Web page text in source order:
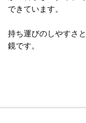
できています。
持ち運びのしやすさ
鏡です。